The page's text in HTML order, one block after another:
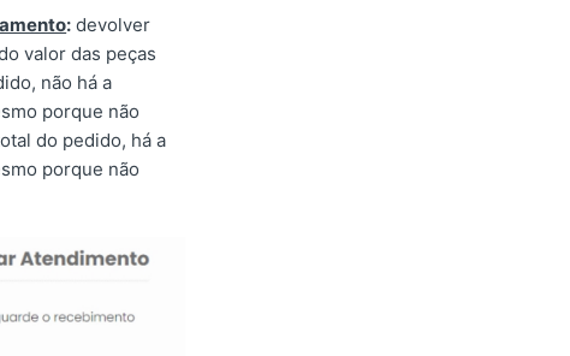
: devolver
valor das peças
não há a
porque não
do pedido, há a
porque não